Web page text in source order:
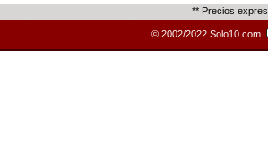
** Precios
© 2002/2022 Solo10.com